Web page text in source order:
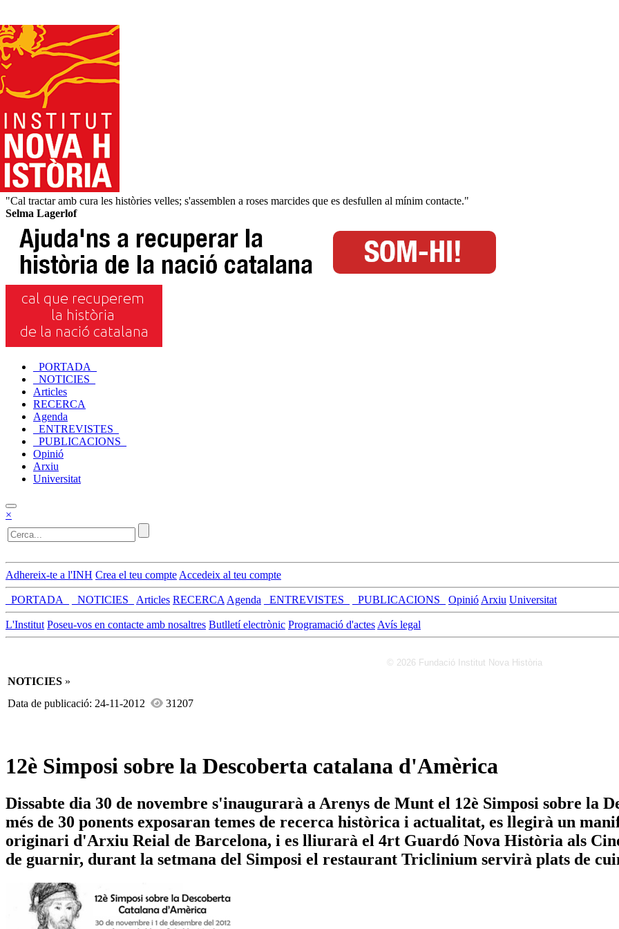
"Cal tractar amb cura les històries velles; s'assemblen a roses marcides que es desfullen al mínim contacte."
Selma Lagerlof
_PORTADA_
_NOTICIES_
Articles
RECERCA
Agenda
_ENTREVISTES_
_PUBLICACIONS_
Opinió
Arxiu
Universitat
×
Adhereix-te a l'INH Crea el teu compte Accedeix al teu compte
_PORTADA_ _NOTICIES_ Articles RECERCA Agenda _ENTREVISTES_ _PUBLICACIONS_ Opinió Arxiu Universitat
L'Institut Poseu-vos en contacte amb nosaltres Butlletí electrònic Programació d'actes Avís legal
© 2026 Fundació Institut Nova Història
NOTICIES »
Data de publicació: 24-11-2012
31207
12è Simposi sobre la Descoberta catalana d'Amèrica
Dissabte dia 30 de novembre s'inaugurarà a Arenys de Munt el 12è Simposi sobre la
més de 30 ponents exposaran temes de recerca històrica i actualitat, es llegirà un
originari d'Arxiu Reial de Barcelona, i es lliurarà el 4rt Guardó Nova Història als
de guarnir, durant la setmana del Simposi el restaurant Triclinium servirà plats de